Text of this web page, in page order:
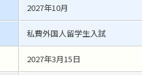
2027年10月
私費外国人留学生入試
2027年3月15日